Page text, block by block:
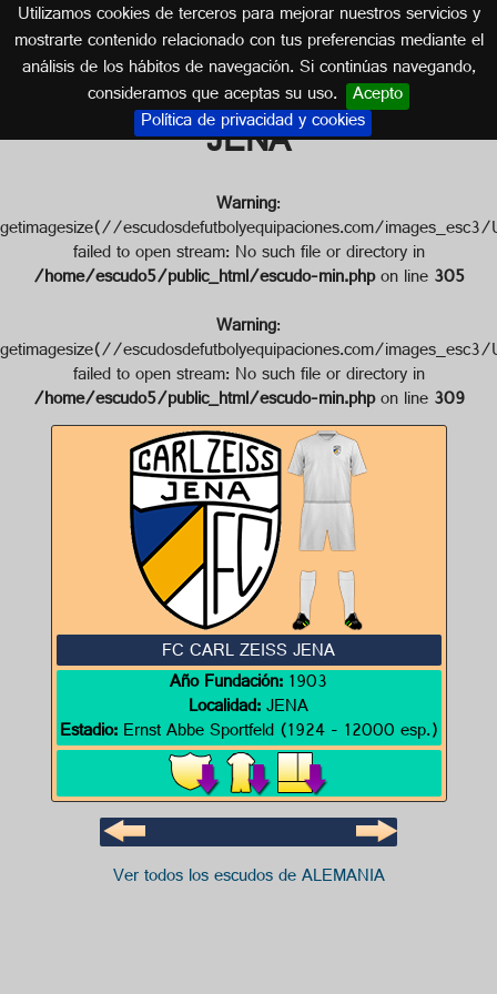
Utilizamos cookies de terceros para mejorar nuestros servicios y
mostrarte contenido relacionado con tus preferencias mediante el
análisis de los hábitos de navegación. Si continúas navegando,
consideramos que aceptas su uso. Acepto
Política de privacidad y cookies
Escudo de FC CARL ZEISS
JENA
ALEMANIA
Warning:
getimagesize(//escudosdefutbolyequipaciones.com/
failed to open stream: No such file or directory in
/home/escudo5/public_html/escudo-min.phpon line305
Warning:
getimagesize(//escudosdefutbolyequipaciones.com/
failed to open stream: No such file or directory in
/home/escudo5/public_html/escudo-min.phpon line309
FC CARL ZEISS JENA
Año Fundación:1903
Localidad:JENA
Estadio:Ernst Abbe Sportfeld (1924 - 12000 esp.)
Ver todos los escudos de ALEMANIA